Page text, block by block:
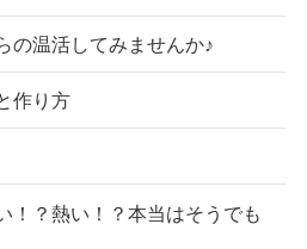
の温活してみませんか♪
作り方
！？熱い！？本当はそうでも